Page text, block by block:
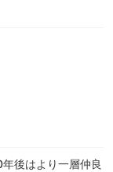
後はより一層仲良